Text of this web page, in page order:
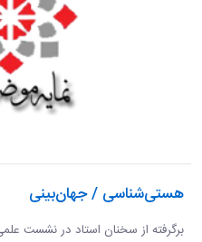
هستی‌شناسی / جهان‌بینی
برگرفته از سخنان استاد در نشست